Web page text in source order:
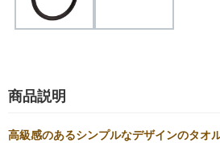
商品説明
高級感のあるシンプルなデザインのタオ